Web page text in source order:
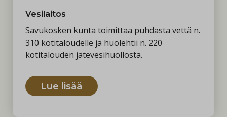
Vesilaitos
Savukosken kunta toimittaa puhdasta vettä n.
310 kotitaloudelle ja huolehtii n. 220
kotitalouden jätevesihuollosta.
Lue lisää